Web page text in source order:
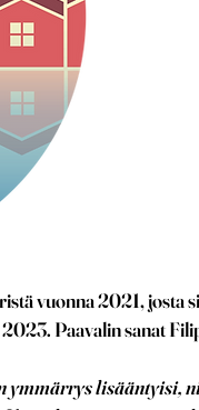
vuonna 2021, josta
Paavalin sanat
ymmärrys lisääntyisi,